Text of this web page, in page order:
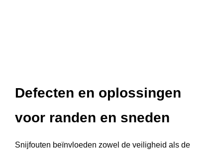
Defecten en oplossingen
voor randen en sneden
Snijfouten beïnvloeden zowel de veiligheid als de